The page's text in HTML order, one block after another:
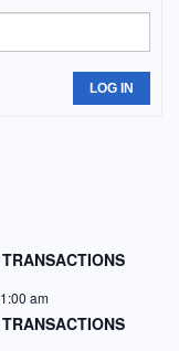
LOG IN
am